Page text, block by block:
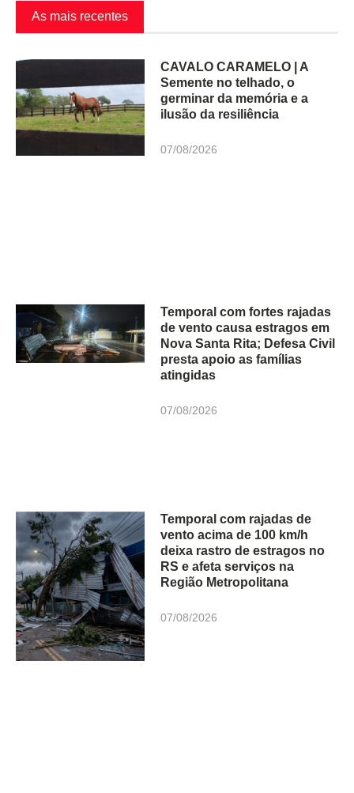
As mais recentes
CAVALO CARAMELO | A
Semente no telhado, o
germinar da memória e a
ilusão da resiliência
07/08/2026
Temporal com fortes rajadas
de vento causa estragos em
Nova Santa Rita; Defesa Civil
presta apoio as famílias
atingidas
07/08/2026
Temporal com rajadas de
vento acima de 100 km/h
deixa rastro de estragos no
RS e afeta serviços na
Região Metropolitana
07/08/2026